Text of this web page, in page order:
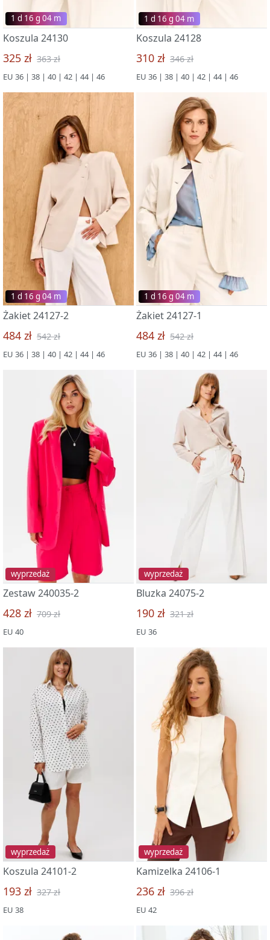
1 d 16 g 03 m
Koszula 24130
325 zł 363 zł
EU 36 | 38 | 40 | 42 | 44 | 46
1 d 16 g 03 m
Koszula 24128
310 zł 346 zł
EU 36 | 38 | 40 | 42 | 44 | 46
1 d 16 g 03 m
Żakiet 24127-2
484 zł 542 zł
EU 36 | 38 | 40 | 42 | 44 | 46
1 d 16 g 03 m
Żakiet 24127-1
484 zł 542 zł
EU 36 | 38 | 40 | 42 | 44 | 46
wyprzedaż
Zestaw 240035-2
428 zł 709 zł
EU 40
wyprzedaż
Bluzka 24075-2
190 zł 321 zł
EU 36
wyprzedaż
Koszula 24101-2
193 zł 327 zł
EU 38
wyprzedaż
Kamizelka 24106-1
236 zł 396 zł
EU 42